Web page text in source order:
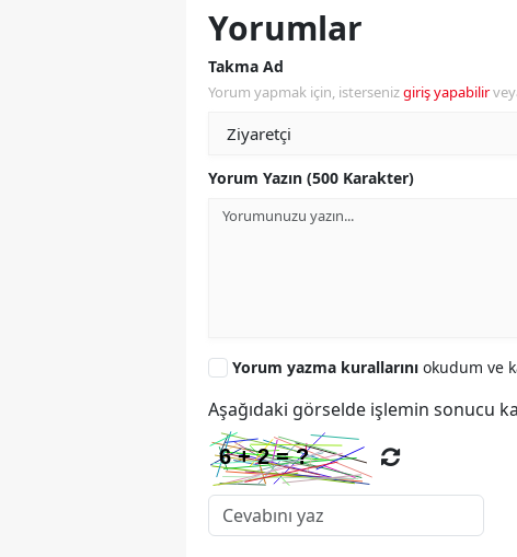
Yorumlar
Takma Ad
Yorum yapmak için, istersenizgiriş yapabilir
Yorum Yazın (500 Karakter)
Yorum yazma kurallarını okudum ve
Aşağıdaki görselde işlemin sonucu